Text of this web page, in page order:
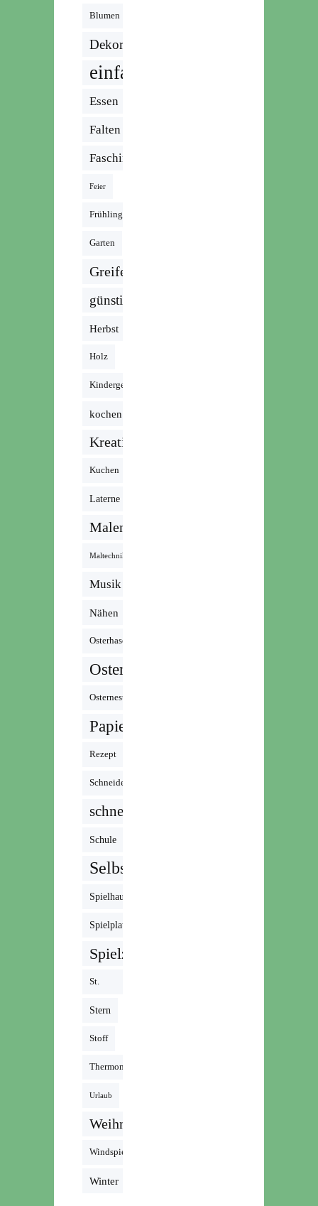
Blumen
Dekoration
einfach
Essen
Falten
Fasching
Feier
Frühling
Garten
Greifen
günstig
Herbst
Holz
Kindergeburtstag
kochen
Kreativ
Kuchen
Laterne
Malen
Maltechnik
Musik /
Radio /
Podcast
Nähen
Osterhase
Ostern
Osternest
Papier
Rezept
Schneiden
schnell
Schule
Selbstgemacht
Spielhaus
Spielplatz
Spielzeug
St.
Martin
Stern
Stoff
Thermomix
Urlaub
Weihnachten
Windspiel
Winter